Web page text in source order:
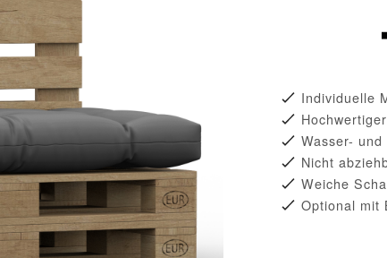
Individuelle
Wasser-
Nicht
Weiche
Optional mit